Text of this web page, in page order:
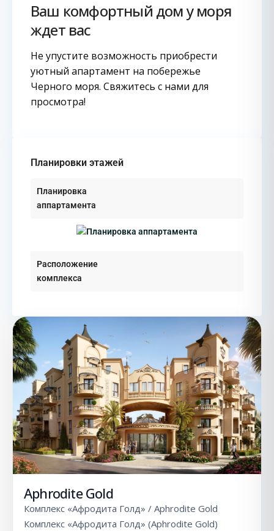
Ваш комфортный дом у моря
ждет вас
Не упустите возможность приобрести
уютный апартамент на побережье
Черного моря. Свяжитесь с нами для
просмотра!
Планировки этажей
Планировка
аппартамента
Расположение
комплекса
Aphrodite Gold
Комплекс «Афродита Голд» / Aphrodite Gold
Комплекс «Афродита Голд» (Aphrodite Gold)